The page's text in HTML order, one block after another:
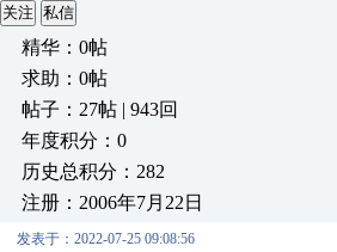
关注 私信
精华：0帖
求助：0帖
帖子：27帖 | 943回
年度积分：0
历史总积分：282
注册：2006年7月22日
发表于：2022-07-25 09:08:56